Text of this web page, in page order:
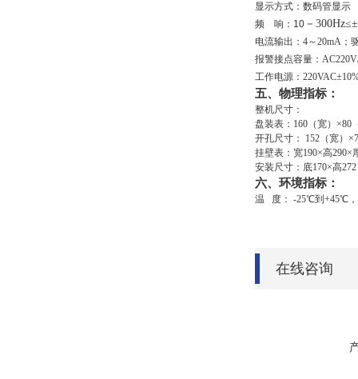
显示方式：数码管显示
频 响：10 －300Hz
电流输出：4～20mA；
报警接点容量：
工作电源：
五、物理指标：
整机尺寸：
盘装表：160（宽）×80
开孔尺寸： 152（宽）
挂壁表：宽190×高290×
安装尺寸：底170×高
六、环境指标：
温 度： -25℃到+45℃
在线咨询